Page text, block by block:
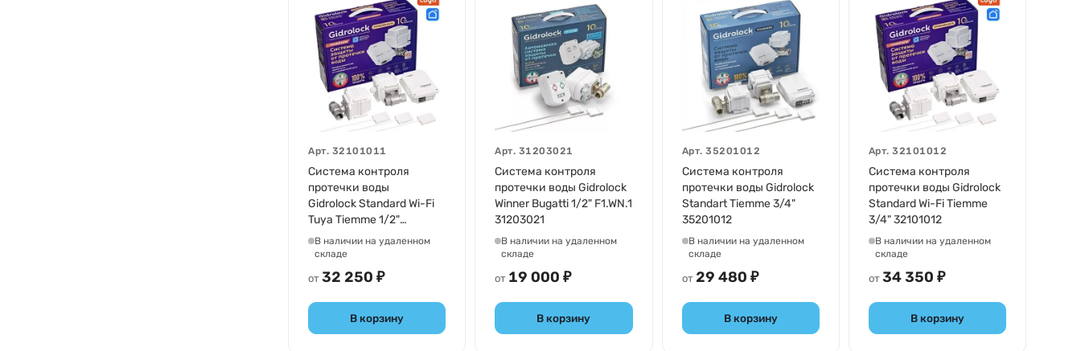
Система контроля
протечки воды
Gidrolock Standard Wi-Fi
Tuya Tiemme 1/2"
32101011
В наличии на удаленном
складе
Арт. 32101011
от 32 250 ₽
В корзину
Система контроля
протечки воды Gidrolock
Winner Bugatti 1/2" F1.WN.1
31203021
В наличии на удаленном
складе
Арт. 31203021
от 19 000 ₽
В корзину
Система контроля
протечки воды Gidrolock
Standart Tiemme 3/4"
35201012
В наличии на удаленном
складе
Арт. 35201012
от 29 480 ₽
В корзину
Система контроля
протечки воды Gidrolock
Standard Wi-Fi Tiemme
3/4" 32101012
В наличии на удаленном
складе
Арт.32101012
от 34 350 ₽
В корзину